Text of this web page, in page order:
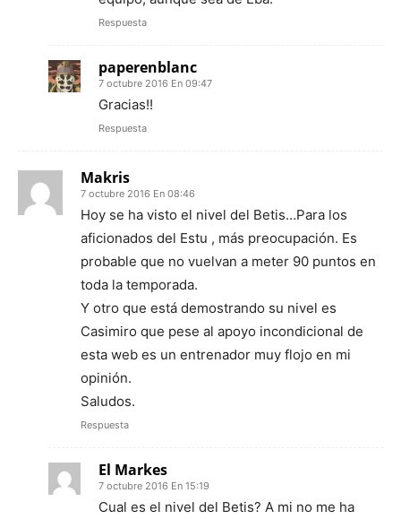
Respuesta
paperenblanc
7 octubre 2016 En 09:47
Gracias!!
Respuesta
Makris
7 octubre 2016 En 08:46
Hoy se ha visto el nivel del Betis…Para los
aficionados del Estu , más preocupación. Es
probable que no vuelvan a meter 90 puntos en
toda la temporada.
Y otro que está demostrando su nivel es
Casimiro que pese al apoyo incondicional de
esta web es un entrenador muy flojo en mi
opinión.
Saludos.
Respuesta
El Markes
7 octubre 2016 En 15:19
Cual es el nivel del Betis? A mi no me ha